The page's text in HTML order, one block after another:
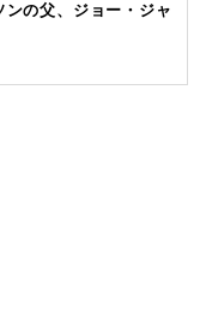
ンの父、ジョー・ジャ